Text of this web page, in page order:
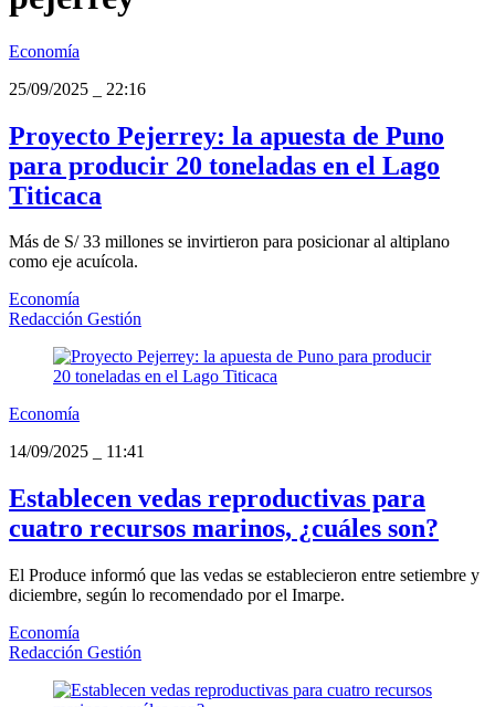
Economía
25/09/2025
22:16
Proyecto Pejerrey: la apuesta de Puno
para producir 20 toneladas en el Lago
Titicaca
Más de S/ 33 millones se invirtieron para posicionar al altiplano
como eje acuícola.
Economía
Redacción Gestión
Economía
14/09/2025
11:41
Establecen vedas reproductivas para
cuatro recursos marinos, ¿cuáles son?
El Produce informó que las vedas se establecieron entre setiembre y
diciembre, según lo recomendado por el Imarpe.
Economía
Redacción Gestión